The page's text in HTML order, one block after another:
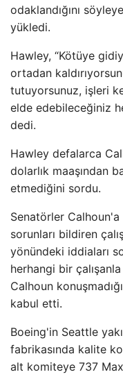
odaklandığını
yükledi.
Hawley, “Kötüye
ortadan
tutuyorsunuz, işleri
elde edebileceğiniz
dedi.
Hawley defalarca
dolarlık maaşından
etmediğini sordu.
Senatörler
sorunları bildiren
yönündeki iddiaları
herhangi bir
Calhoun
kabul etti.
Boeing'in Seattle
fabrikasında kalite
alt komiteye 737